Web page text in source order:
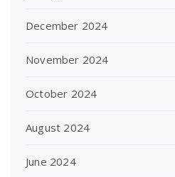
December 2024
November 2024
October 2024
August 2024
June 2024